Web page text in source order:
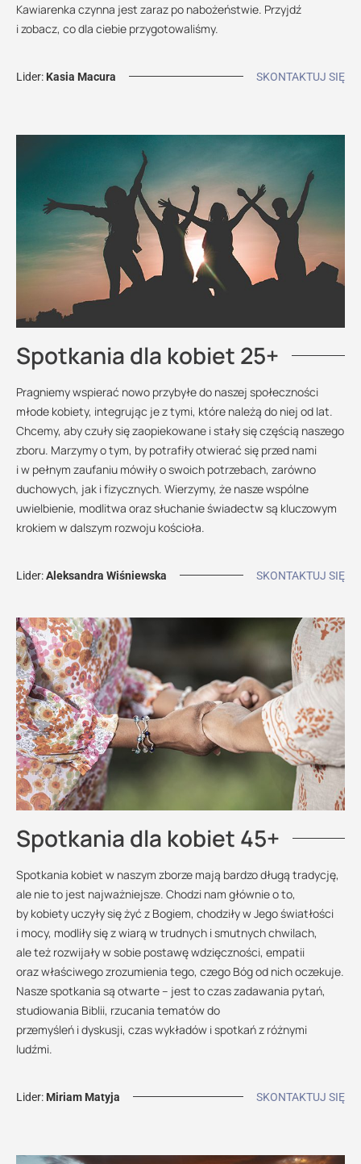
Kawiarenka czynna jest zaraz po nabożeństwie. Przyjdź
i zobacz, co dla ciebie przygotowaliśmy.
Lider: Kasia Macura SKONTAKTUJ SIĘ
Spotkania dla kobiet 25+
Pragniemy wspierać nowo przybyłe do naszej społeczności
młode kobiety, integrując je z tymi, które należą do niej od lat.
Chcemy, aby czuły się zaopiekowane i stały się częścią naszego
zboru. Marzymy o tym, by potrafiły otwierać się przed nami
i w pełnym zaufaniu mówiły o swoich potrzebach, zarówno
duchowych, jak i fizycznych. Wierzymy, że nasze wspólne
uwielbienie, modlitwa oraz słuchanie świadectw są kluczowym
krokiem w dalszym rozwoju kościoła.
Lider:Aleksandra Wiśniewska SKONTAKTUJ SIĘ
Spotkania dla kobiet 45+
Spotkania kobiet w naszym zborze mają bardzo długą tradycję,
ale nie to jest najważniejsze. Chodzi nam głównie o to,
by kobiety uczyły się żyć z Bogiem, chodziły w Jego światłości
i mocy, modliły się z wiarą w trudnych i smutnych chwilach,
ale też rozwijały w sobie postawę wdzięczności, empatii
oraz właściwego zrozumienia tego, czego Bóg od nich oczekuje.
Nasze spotkania są otwarte – jest to czas zadawania pytań,
studiowania Biblii, rzucania tematów do
przemyśleń i dyskusji, czas wykładów i spotkań z różnymi
ludźmi.
Lider: Miriam Matyja SKONTAKTUJ SIĘ